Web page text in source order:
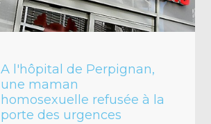
A l'hôpital de Perpignan,
une maman
homosexuelle refusée à la
porte des urgences